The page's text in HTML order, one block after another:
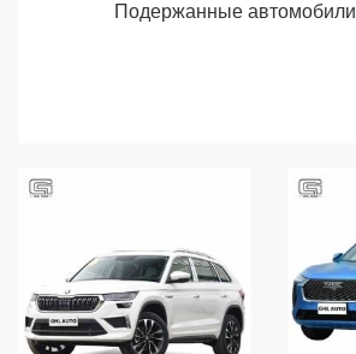
Подержанные автомобили